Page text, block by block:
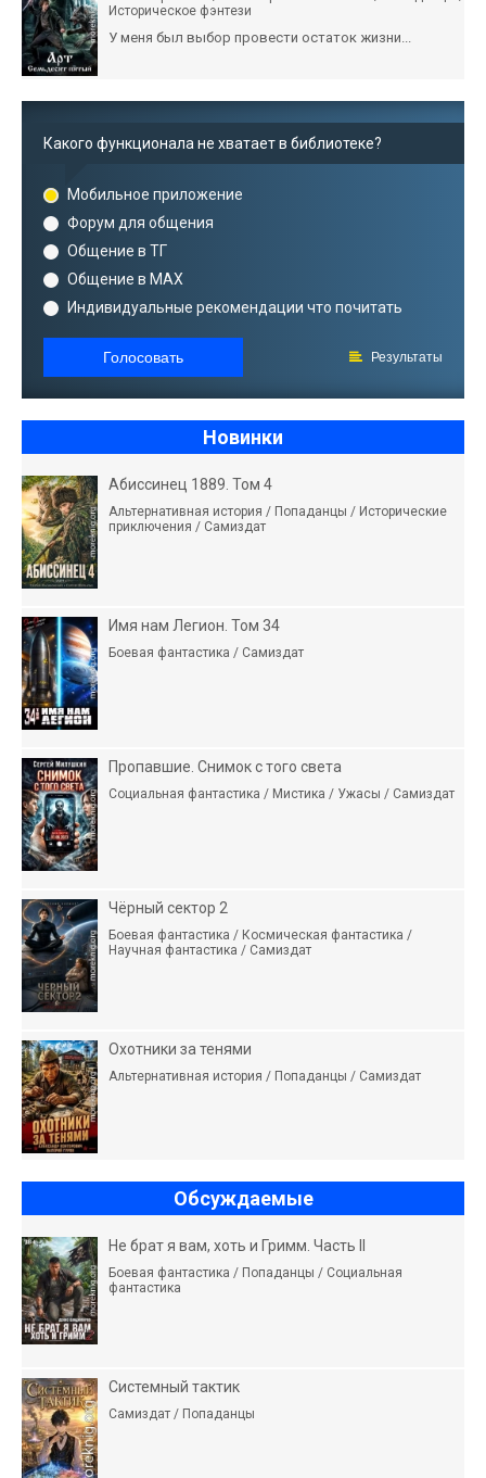
Историческое фэнтези
У меня был выбор провести остаток жизни...
Какого функционала не хватает в библиотеке?
Мобильное приложение
Форум для общения
Общение в ТГ
Общение в MAX
Индивидуальные рекомендации что почитать
Голосовать Результаты
Новинки
Абиссинец 1889. Том 4
Альтернативная история / Попаданцы / Исторические
приключения / Самиздат
Имя нам Легион. Том 34
Боевая фантастика / Самиздат
Пропавшие. Снимок с того света
Социальная фантастика / Мистика / Ужасы / Самиздат
Чёрный сектор 2
Боевая фантастика / Космическая фантастика /
Научная фантастика / Самиздат
Охотники за тенями
Альтернативная история / Попаданцы / Самиздат
Обсуждаемые
Не брат я вам, хоть и Гримм. Часть II
Боевая фантастика / Попаданцы / Социальная
фантастика
Системный тактик
Самиздат / Попаданцы